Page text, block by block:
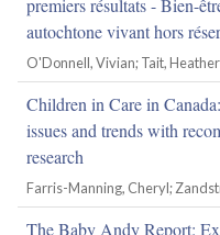
premiers résultats - Bien-
autochtone vivant hors
O'Donnell, Vivian; Tait, Heather
Children in Care in
issues and trends with
research
Farris-Manning, Cheryl;
The Baby Andy Report: